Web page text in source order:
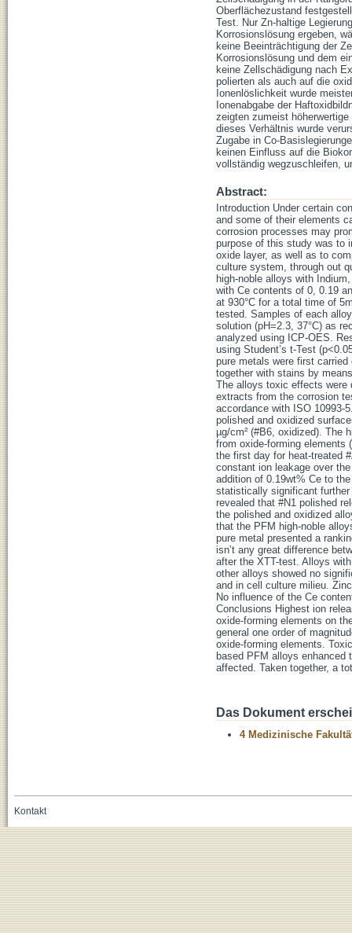
Oberflächezustand
Test. Nur Zn-haltige
Korrosionslösung ergeben,
keine Beeinträchtigung der
Korrosionslösung und dem
keine Zellschädigung nach
polierten als auch auf die
Ionenlöslichkeit wurde
Ionenabgabe der
zeigten zumeist
dieses Verhältnis wurde
Zugabe in Co-
keinen Einfluss auf die
vollständig wegzuschleifen,
Abstract:
Introduction Under certain
and some of their elements
corrosion processes may
purpose of this study was to
oxide layer, as well as to
culture system, through out
high-noble alloys with
with Ce contents of 0, 0.19
at 930°C for a total time of
tested. Samples of each
solution (pH=2.3, 37°C) as
analyzed using ICP-OES.
using Student’s t-Test
pure metals were first
together with stains by
The alloys toxic effects were
extracts from the corrosion
accordance with ISO 10993-
polished and oxidized
µg/cm² (#B6, oxidized). The
from oxide-forming elements
the first day for heat-treated
constant ion leakage over
addition of 0.19wt% Ce to
statistically significant
revealed that #N1 polished
the polished and oxidized
that the PFM high-noble
pure metal presented a
isn’t any great difference
after the XTT-test. Alloys
other alloys showed no
and in cell culture milieu.
No influence of the Ce
Conclusions Highest ion
oxide-forming elements on
general one order of
oxide-forming elements.
based PFM alloys
affected. Taken together, a
Das Dokument
4 Medizinische
Kontakt